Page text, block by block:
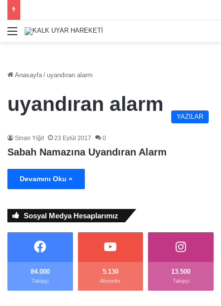
Menü
Anasayfa / uyandıran alarm
uyandıran alarm
YAZILAR
Sinan Yiğit 23 Eylül 2017 0
Sabah Namazına Uyandıran Alarm
Devamını Oku »
Sosyal Medya Hesaplarımız
84.000
Takipçi
5.130
Aboneler
13.500
Takipçi